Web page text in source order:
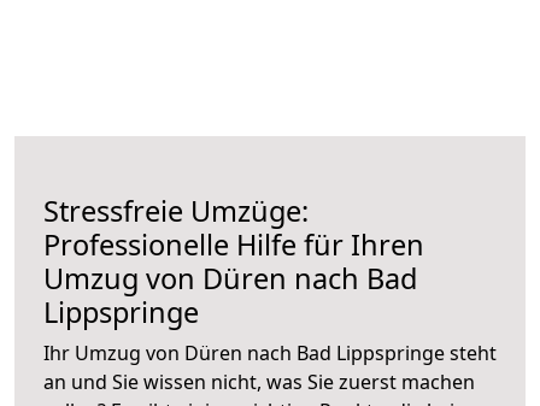
Stressfreie Umzüge:
Professionelle Hilfe für Ihren
Umzug von Düren nach Bad
Lippspringe
Ihr Umzug von Düren nach Bad Lippspringe steht
an und Sie wissen nicht, was Sie zuerst machen